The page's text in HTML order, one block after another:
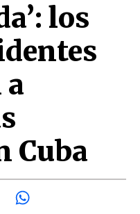
los
a
Cuba